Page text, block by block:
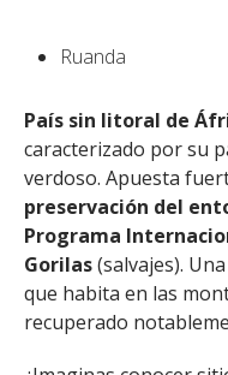
Ruanda
País sin litoral de
caracterizado por su
verdoso. Apuesta
preservación del
Programa
Gorilas(salvajes).
que habita en las
recuperado